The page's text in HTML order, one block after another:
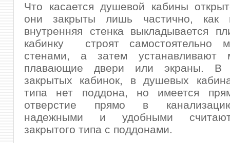
Что касается душевой кабины
они закрыты лишь частично, как
внутренняя стенка выкладывается
кабинку строят самостоятельно
стенами, а затем устанавливают
плавающие двери или экраны. В
закрытых кабинок, в душевых
типа нет поддона, но имеется
отверстие прямо в
надежными и удобными
закрытого типа с поддонами.